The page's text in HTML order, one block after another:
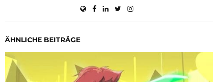
ÄHNLICHE BEITRÄGE